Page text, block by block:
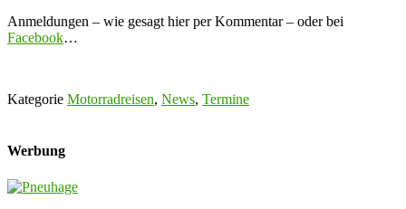
Anmeldungen – wie gesagt hier per Kommentar – oder bei
Facebook…
Kategorie Motorradreisen, News, Termine
Werbung